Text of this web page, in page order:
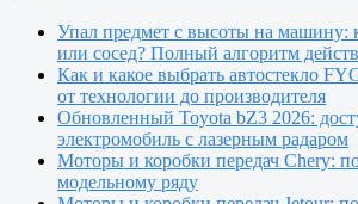
Упал предмет с высоты на
или сосед? Полный алгоритм
Как и какое выбрать автостекло
от технологии до производителя
Обновленный Toyota bZ3 2026:
электромобиль с лазерным радаром
Моторы и коробки передач Chery:
модельному ряду